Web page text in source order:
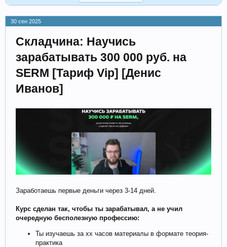
30 сен 2025
Складчина: Научись
зарабатывать 300 000 руб. на
SERM [Тариф Vip] [Денис
Иванов]
Заработаешь первые деньги через 3-14 дней.
Курс сделан так, чтобы ты зарабатывал, а не учил
очередную бесполезную профессию:
Ты изучаешь за хх часов материалы в формате теория-
практика